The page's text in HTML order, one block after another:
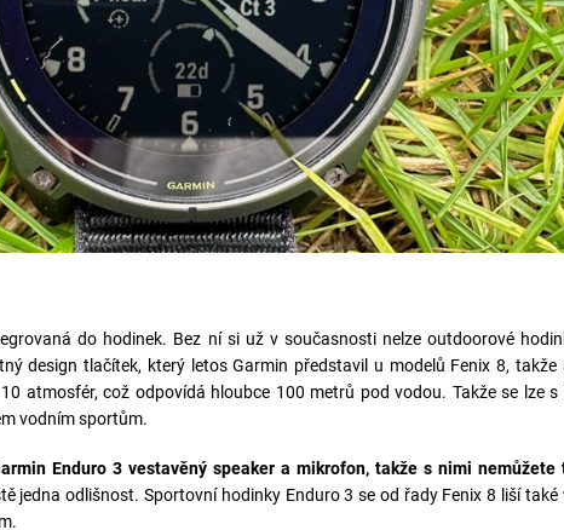
do hodinek. Bez ní si už v současnosti nelze outdoorové
design tlačítek, který letos Garmin představil u modelů Fenix 8, takže
atmosfér, což odpovídá hloubce 100 metrů pod vodou. Takže se lze s
vodním sportům.
Enduro 3 vestavěný speaker a mikrofon, takže s nimi nemůžete
jedna odlišnost. Sportovní hodinky Enduro 3 se od řady Fenix 8 liší také